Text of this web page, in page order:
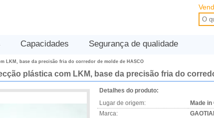
Capacidades Segurança de qualidade
LKM, base da precisão fria do corredor de molde de HASCO
plástica com LKM, base da precisão fria do
Detalhes do produto:
Lugar de origem:
Made in
Marca: